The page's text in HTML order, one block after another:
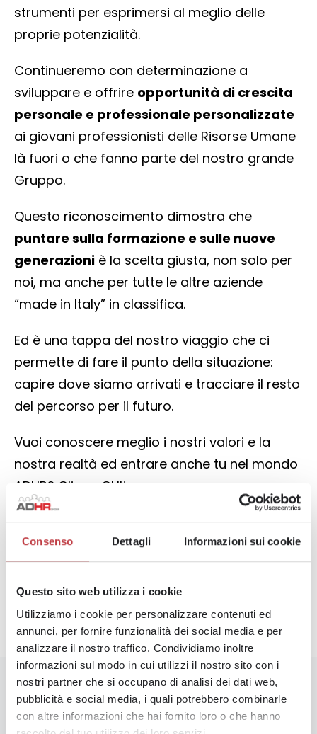
Consenso Dettagli Informazioni sui cookie
Questo sito web utilizza i cookie
Utilizziamo i cookie per personalizzare contenuti ed
annunci, per fornire funzionalità dei social media e per
analizzare il nostro traffico. Condividiamo inoltre
informazioni sul modo in cui utilizzi il nostro sito con i
nostri partner che si occupano di analisi dei dati web,
pubblicità e social media, i quali potrebbero combinarle
con altre informazioni che hai fornito loro o che hanno
strumenti per esprimersi al meglio delle
proprie potenzialità.
Continueremo con determinazione a
sviluppare e offrire opportunità di crescita
personale e professionale personalizzate
ai giovani professionisti delle Risorse Umane
là fuori o che fanno parte del nostro grande
Gruppo.
Questo riconoscimento dimostra che
puntare sulla formazione e sulle nuove
generazioni è la scelta giusta, non solo per
noi, ma anche per tutte le altre aziende
“made in Italy” in classifica.
Ed è una tappa del nostro viaggio che ci
permette di fare il punto della situazione:
capire dove siamo arrivati e tracciare il resto
del percorso per il futuro.
Vuoi conoscere meglio i nostri valori e la
nostra realtà ed entrare anche tu nel mondo
ADHR? Clicca QUI!
SCATTI DI ANZIANITÀ: COSA SONO E COME SI CALCOLANO
In questa categoria